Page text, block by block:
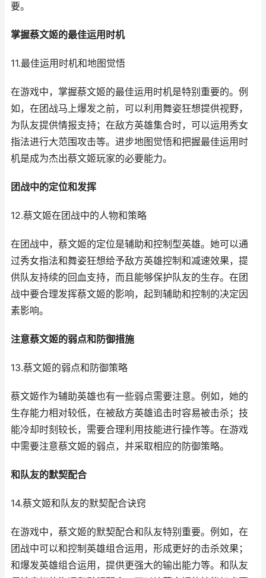
要。
掌握蔡文姬的最佳运用时机
11.最佳运用时机和地图觉悟
在游戏中，掌握蔡文姬的最佳运用时机是特别重要的。例
如，在团战马上爆发之前，可以利用舞姿狂想提供视野，
为队友提供情报支持；在敌方英雄集合时，可以运用秀女
指法进行大范围攻击等。进步地图觉悟和把握最佳运用时
机是成为杰出蔡文姬玩家的必要能力。
团战中的定位和发挥
12.蔡文姬在团战中的人物和策略
在团战中，蔡文姬的定位是辅助和控制型英雄。她可以通
过秀女指法和舞姿狂想给予敌方英雄控制和减速效果，提
供队友持续的回血支持，而且能够保护队友的生存。在团
战中要合理发挥蔡文姬的影响，起到辅助和控制的决定因
素影响。
注意蔡文姬的弱点和防御措施
13.蔡文姬的弱点和防御策略
蔡文姬作为辅助英雄也有一些弱点需要注意。例如，她的
生存能力相对较低，在被敌方英雄追击时容易被击杀；技
能冷却时刻较长，需要合理利用技能进行操作等。在游戏
中需要注意蔡文姬的弱点，并采取相应的防御策略。
和队友的默契配合
14.蔡文姬和队友的默契配合诀窍
在游戏中，蔡文姬的默契配合和队友特别重要。例如，在
团战中可以和控制英雄组合运用，形成更好的击杀效果；
和爆发英雄组合运用，提供更强大的输出能力等。和队友